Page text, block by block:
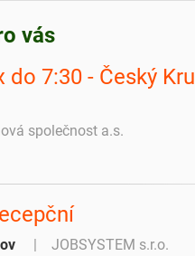
vás
do 7:30 - Český
společnost a.s.
JOBSYSTEM s.r.o.